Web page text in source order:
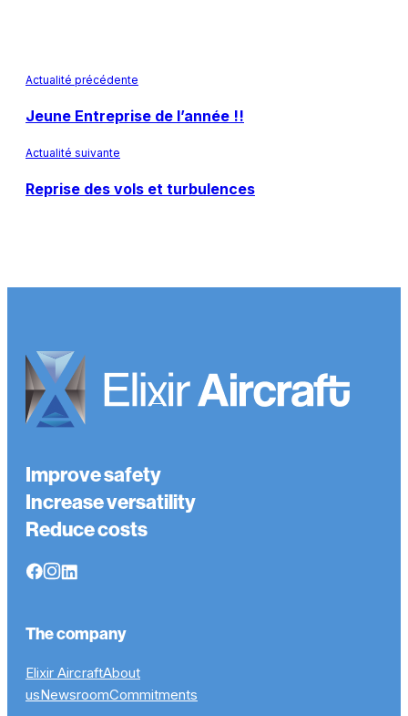
Actualité précédente
Jeune Entreprise de l’année !!
Actualité suivante
Reprise des vols et turbulences
Improve safety
Increase versatility
Reduce costs
The company
Elixir AircraftAbout
usNewsroomCommitments